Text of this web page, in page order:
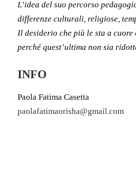
L’idea del suo percorso
differenze culturali, religiose,
Il desiderio che più le sta a
perché quest’ultima non sia
INFO
Paola Fatima Casetta
paolafatimaorisha@gmail.com